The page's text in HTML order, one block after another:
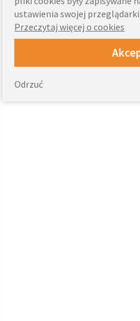
ustawienia swojej przeglądarki.
Przeczytaj więcej o cookies
Odrzuć